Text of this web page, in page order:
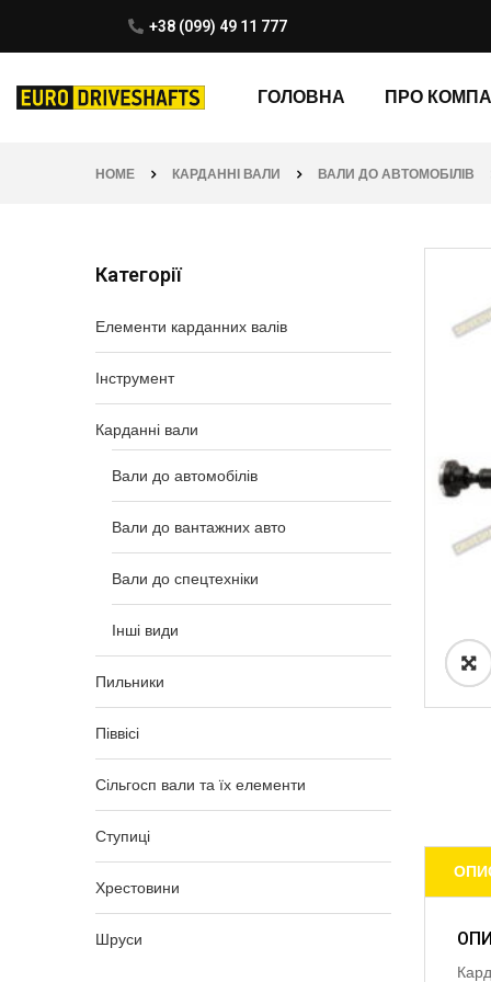
+38 (099) 49 11 777
ГОЛОВНА ПРО
HOME КАРДАННІ ВАЛИ ВАЛИ ДО АВТОМОБІЛІВ
Категорії
Елементи карданних валів
Інструмент
Карданні вали
Вали до автомобілів
Вали до вантажних авто
Вали до спецтехніки
Інші види
Пильники
Піввісі
Сільгосп вали та їх елементи
Ступиці
Хрестовини
Шруси